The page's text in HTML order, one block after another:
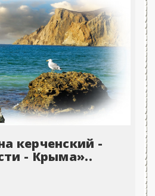
керченский -
- Крыма»..